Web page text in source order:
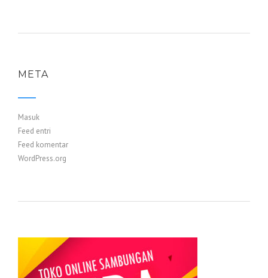
META
Masuk
Feed entri
Feed komentar
WordPress.org